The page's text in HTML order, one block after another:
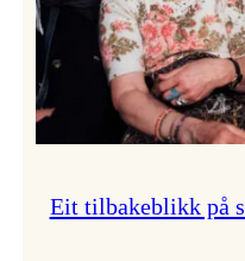
Eit tilbakeblikk på